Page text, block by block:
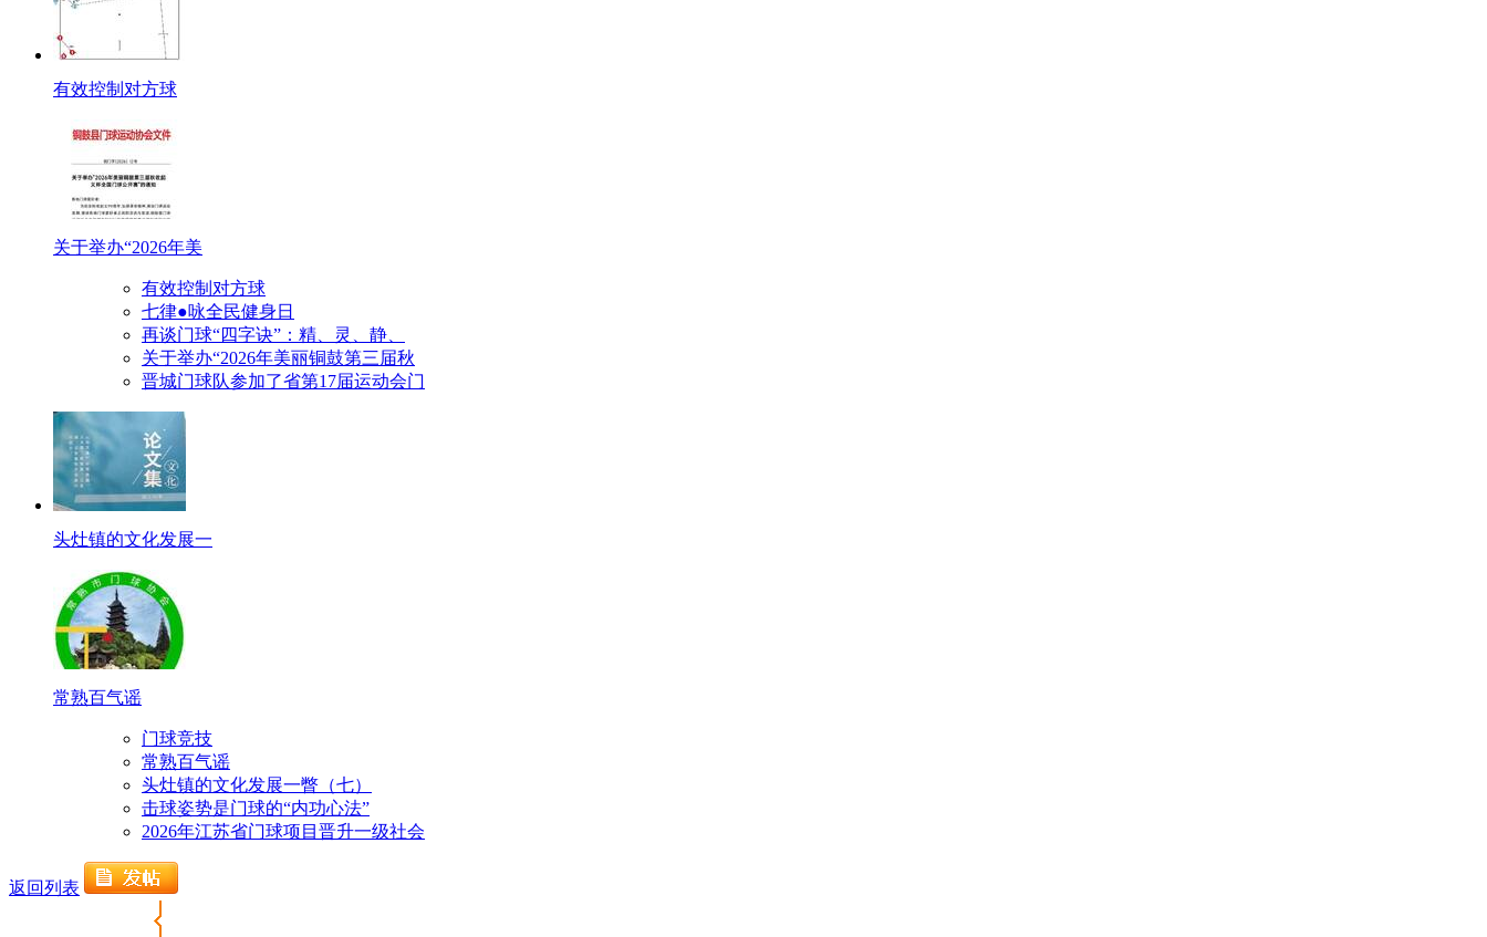
有效控制对方球
关于举办“2026年美
有效控制对方球
七律●咏全民健身日
再谈门球“四字诀”：精、灵、静、
关于举办“2026年美丽铜鼓第三届秋
晋城门球队参加了省第17届运动会门
头灶镇的文化发展一
常熟百气谣
门球竞技
常熟百气谣
头灶镇的文化发展一瞥（七）
击球姿势是门球的“内功心法”
2026年江苏省门球项目晋升一级社会
返回列表